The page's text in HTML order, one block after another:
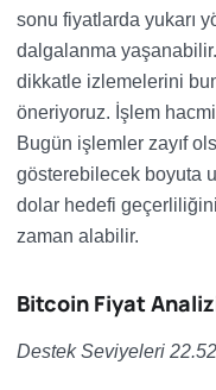
sonu fiyatlarda yukarı
dalgalanma yaşanabilir.
dikkatle izlemelerini
öneriyoruz. İşlem
Bugün işlemler zayıf
gösterebilecek boyuta
dolar hedefi
zaman alabilir.
Bitcoin Fiyat
Destek Seviyeleri